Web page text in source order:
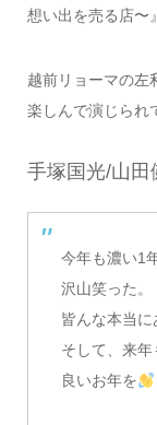
想い出を売る店〜
越前リョーマの左
楽しんで演じられ
手塚国光/山田
今年も濃い1
沢山笑った。
皆んな本当に
そして、来年
良いお年を